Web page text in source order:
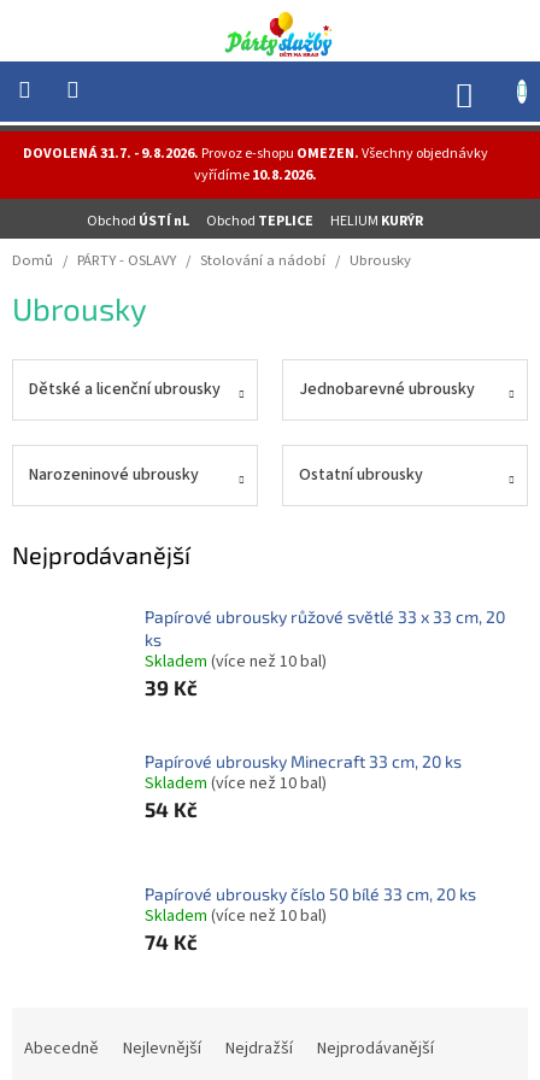
obsah
DOVOLENÁ 31.7. - 9.8.2026.Provoz e-shopu OMEZEN.Všechny objednávky
vyřídíme10.8.2026.
Obchod ÚSTÍ nL Obchod TEPLICE HELIUM KURÝR
NOVINKY
HELIUM
PÁRTY
MASKY
TEMATICKÉ
-
SVATBA
Domů / PÁRTY - OSLAVY / Stolování a nádobí / Ubrousky
Ubrousky
Dětské a licenční ubrousky Jednobarevné ubrousky
Narozeninové ubrousky Ostatní ubrousky
Nejprodávanější
Papírové ubrousky růžové světlé 33 x 33 cm, 20
ks
Skladem (více než 10 bal)
39 Kč
Papírové ubrousky Minecraft 33 cm, 20 ks
Skladem (více než 10 bal)
54 Kč
Papírové ubrousky číslo 50 bílé 33 cm, 20 ks
Skladem (více než 10 bal)
74 Kč
Abecedně Nejlevnější Nejdražší Nejprodávanější